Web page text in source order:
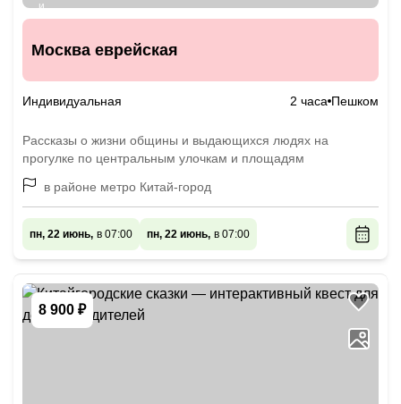
Москва еврейская
Индивидуальная 2 часа Пешком
Рассказы о жизни общины и выдающихся людях на
прогулке по центральным улочкам и площадям
в районе метро Китай-город
пн, 22 июнь, в 07:00 пн, 22 июнь, в 07:00
8 900 ₽